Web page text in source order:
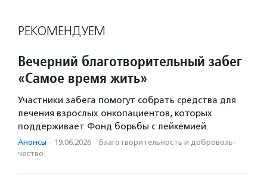
РЕКОМЕНДУЕМ
Вечерний благотворительный забег
«Самое время жить»
Участники забега помогут собрать средства для
лечения взрослых онкопациентов, которых
поддерживает Фонд борьбы с лейкемией.
Анонсы · 19.06.2026 · Благотвори­тель­ность и доброволь­
чест­во